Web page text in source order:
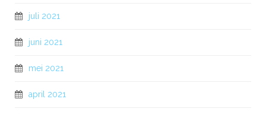
juli 2021
juni 2021
mei 2021
april 2021